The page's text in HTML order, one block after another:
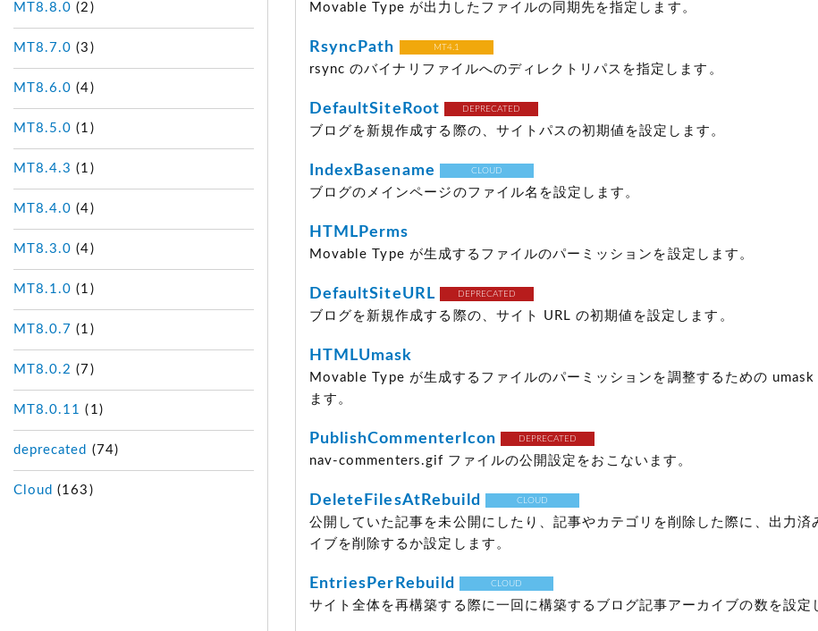
Movable Type が出力したファイルの同期先を指定します。
RsyncPath MT4.1
rsync のバイナリファイルへのディレクトリパスを指定します。
DefaultSiteRoot DEPRECATED
ブログを新規作成する際の、サイトパスの初期値を設定します。
IndexBasename CLOUD
ブログのメインページのファイル名を設定します。
HTMLPerms
Movable Type が生成するファイルのパーミッションを設定します。
DefaultSiteURL DEPRECATED
ブログを新規作成する際の、サイト URL の初期値を設定します。
HTMLUmask
Movable Type が生成するファイルのパーミッションを調整するための umask
ます。
PublishCommenterIcon DEPRECATED
nav-commenters.gif ファイルの公開設定をおこないます。
DeleteFilesAtRebuild CLOUD
公開していた記事を未公開にしたり、記事やカテゴリを削除した際に、出力済
イブを削除するか設定します。
EntriesPerRebuild CLOUD
サイト全体を再構築する際に一回に構築するブログ記事アーカイブの数を設定
MT8.8.0 (2)
MT8.7.0 (3)
MT8.6.0 (4)
MT8.5.0 (1)
MT8.4.3 (1)
MT8.4.0 (4)
MT8.3.0 (4)
MT8.1.0 (1)
MT8.0.7 (1)
MT8.0.2 (7)
MT8.0.11 (1)
deprecated (74)
Cloud (163)